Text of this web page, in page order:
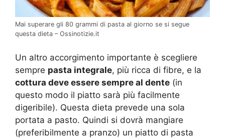
Mai superare gli 80 grammi di pasta al giorno se si segue
questa dieta – Ossinotizie.it
Un altro accorgimento importante è scegliere
sempre pasta integrale, più ricca di fibre, e la
cottura deve essere sempre al dente (in
questo modo il piatto sarà più facilmente
digeribile). Questa dieta prevede una sola
portata a pasto. Quindi si dovrà mangiare
(preferibilmente a pranzo) un piatto di pasta